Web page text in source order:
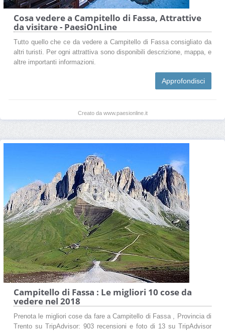
Cosa vedere a Campitello di Fassa, Attrattive
da visitare - PaesiOnLine
Tutto quello che ce da vedere a Campitello di Fassa consigliato da
altri turisti. Per ogni attrattiva sono disponibili descrizione, mappa, e
altre importanti informazioni.
Approfondisci
Creato da www.paesionline.it
Campitello di Fassa : Le migliori 10 cose da
vedere nel 2018
Prenota le migliori cose da fare a Campitello di Fassa , Provincia di
Trento su TripAdvisor: 903 recensioni e foto di 13 su TripAdvisor